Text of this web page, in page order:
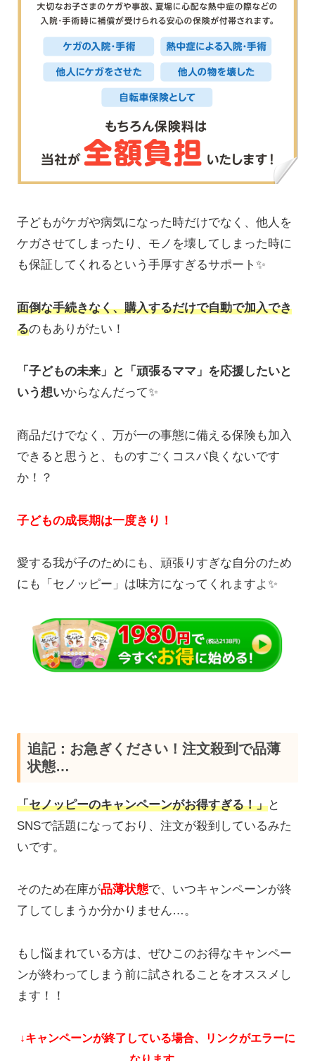
子どもがケガや病気になった時だけでなく、他人を
ケガさせてしまったり、モノを壊してしまった時に
も保証してくれるという手厚すぎるサポート✨
面倒な手続きなく、購入するだけで自動で加入でき
るのもありがたい！
「子どもの未来」と「頑張るママ」を応援したいと
いう想いからなんだって✨
商品だけでなく、万が一の事態に備える保険も加入
できると思うと、ものすごくコスパ良くないです
か！？
子どもの成長期は一度きり！
愛する我が子のためにも、頑張りすぎな自分のため
にも「セノッピー」は味方になってくれますよ✨
追記：お急ぎください！注文殺到で品薄
状態…
「セノッピーのキャンペーンがお得すぎる！」と
SNSで話題になっており、注文が殺到しているみた
いです。
そのため在庫が品薄状態で、いつキャンペーンが終
了してしまうか分かりません…。
もし悩まれている方は、ぜひこのお得なキャンペー
ンが終わってしまう前に試されることをオススメし
ます！！
↓キャンペーンが終了している場合、リンクがエラーに